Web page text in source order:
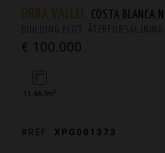
ORBA VALLEI. COSTA BLANCA
BUILDING PLOT. ÅTERFÖRSÄLJNING
€ 100.000
11.667m2
#REF: XPG001373